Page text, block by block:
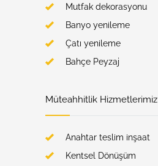
Mutfak dekorasyonu
Banyo yenileme
Çatı yenileme
Bahçe Peyzaj
Müteahhitlik Hizmetlerimiz
Anahtar teslim inşaat
Kentsel Dönüşüm